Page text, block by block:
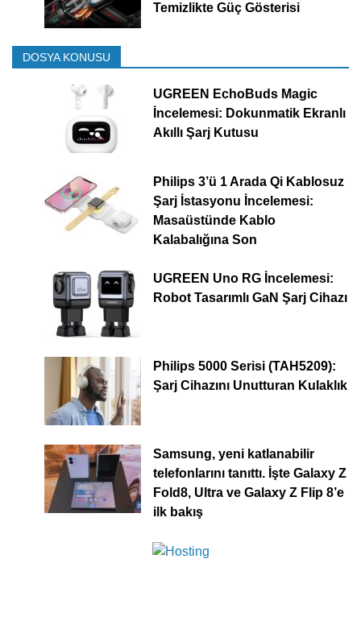
Temizlikte Güç Gösterisi
DOSYA KONUSU
UGREEN EchoBuds Magic
İncelemesi: Dokunmatik Ekranlı
Akıllı Şarj Kutusu
Philips 3’ü 1 Arada Qi Kablosuz
Şarj İstasyonu İncelemesi:
Masaüstünde Kablo
Kalabalığına Son
UGREEN Uno RG İncelemesi:
Robot Tasarımlı GaN Şarj Cihazı
Philips 5000 Serisi (TAH5209):
Şarj Cihazını Unutturan Kulaklık
Samsung, yeni katlanabilir
telefonlarını tanıttı. İşte Galaxy Z
Fold8, Ultra ve Galaxy Z Flip 8’e
ilk bakış